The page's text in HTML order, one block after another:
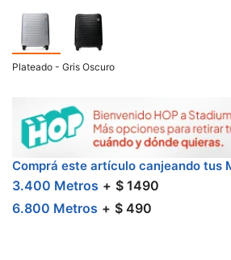
Plateado - Gris Oscuro
Comprá este artículo canjeando tus
3.400 Metros $ 1490
6.800 Metros $ 490